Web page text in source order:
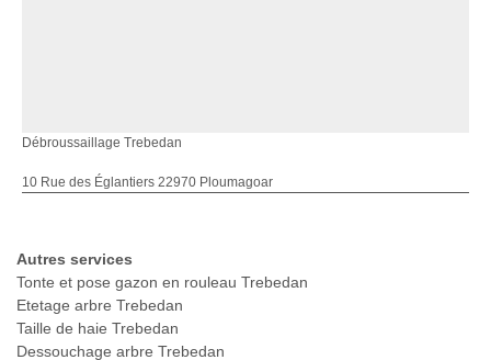
Débroussaillage Trebedan
10 Rue des Églantiers 22970 Ploumagoar
Autres services
Tonte et pose gazon en rouleau Trebedan
Etetage arbre Trebedan
Taille de haie Trebedan
Dessouchage arbre Trebedan